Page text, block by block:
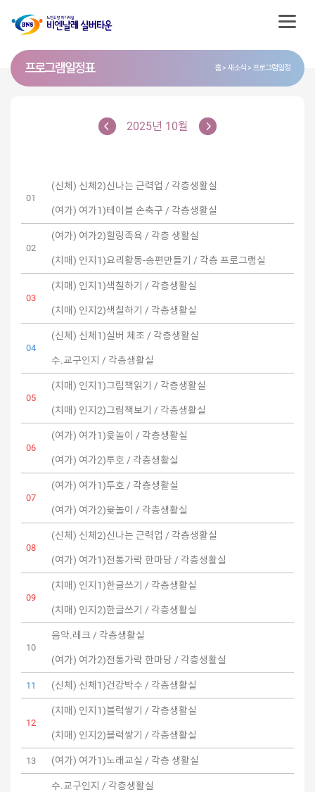
프로그램 일정표 홈 새소식 프로그램일정
2025년 10월
01
(신체) 신체2)신나는 근력업 / 각층생활실
(여가) 여가1)테이블 손축구 / 각층생활실
02
(여가) 여가2)힐링족욕 / 각층 생활실
(치매) 인지1)요리활동-송편만들기 / 각층 프로그램실
03
(치매) 인지1)색칠하기 / 각층생활실
(치매) 인지2)색칠하기 / 각층생활실
04
(신체) 신체1)실버 체조 / 각층생활실
수.교구인지 / 각층생활실
05
(치매) 인지1)그림책읽기 / 각층생활실
(치매) 인지2)그림책보기 / 각층생활실
06
(여가) 여가1)윷놀이 / 각층생활실
(여가) 여가2)투호 / 각층생활실
07
(여가) 여가1)투호 / 각층생활실
(여가) 여가2)윷놀이 / 각층생활실
08
(신체) 신체2)신나는 근력업 / 각층생활실
(여가) 여가1)전통가락 한마당 / 각층생활실
09
(치매) 인지1)한글쓰기 / 각층생활실
(치매) 인지2)한글쓰기 / 각층생활실
10
음악.레크 / 각층생활실
(여가) 여가2)전통가락 한마당 / 각층생활실
11 (신체) 신체1)건강박수 / 각층생활실
12
(치매) 인지1)블럭쌓기 / 각층생활실
(치매) 인지2)블럭쌓기 / 각층생활실
13 (여가) 여가1)노래교실 / 각층 생활실
수.교구인지 / 각층생활실